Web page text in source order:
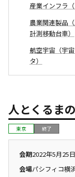
産業インフラ（
農業関連製品
計測移動台車）
航空宇宙（宇
タ）
人とくるま
東京 終了
会期2022年5月25
会場パシフィコ横